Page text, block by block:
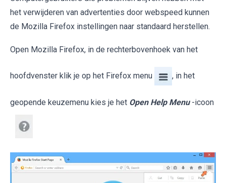
het verwijderen van advertenties door webspeed kunnen
de Mozilla Firefox instellingen naar standaard herstellen.
Open Mozilla Firefox, in de rechterbovenhoek van het
hoofdvenster klik je op het Firefox menu , in het
geopende keuzemenu kies je het Open Help Menu -icoon